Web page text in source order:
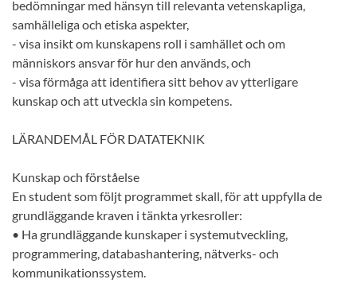
bedömningar med hänsyn till relevanta vetenskapliga,
samhälleliga och etiska aspekter,
- visa insikt om kunskapens roll i samhället och om
människors ansvar för hur den används, och
- visa förmåga att identifiera sitt behov av ytterligare
kunskap och att utveckla sin kompetens.
LÄRANDEMÅL FÖR DATATEKNIK
Kunskap och förståelse
En student som följt programmet skall, för att uppfylla de
grundläggande kraven i tänkta yrkesroller:
• Ha grundläggande kunskaper i systemutveckling,
programmering, databashantering, nätverks- och
kommunikationssystem.